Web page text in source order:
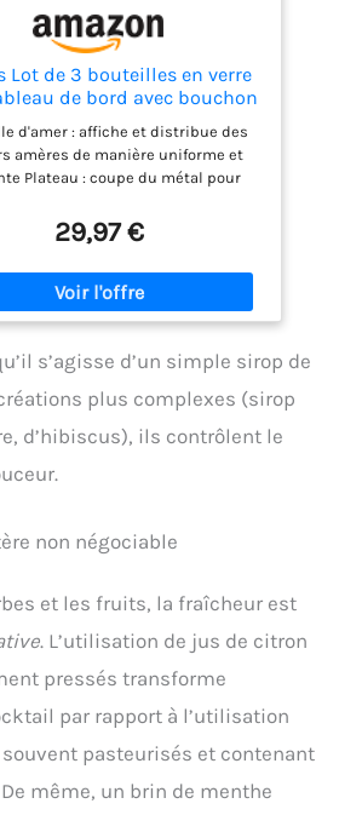
Lot de 3 bouteilles en verre
de bord avec bouchon
48,2 g Outil de bar
pour cocktail Idéal
barman bar à domicile
d'amer : affiche et distribue des
amères de manière uniforme et
Plateau : coupe du métal pour
Histoire des amers : met en
les éléments aromatiques et
des amers Coupe à la machine
large et col étroit pour des coups
d'amertume Lavage à la main :
pour le nettoyage
29,97 €
s’agisse d’un simple sirop de
plus complexes (sirop
d’hibiscus), ils contrôlent le
non négociable
et les fruits, la fraîcheur est
. L’utilisation de jus de citron
pressés transforme
par rapport à l’utilisation
pasteurisés et contenant
même, un brin de menthe